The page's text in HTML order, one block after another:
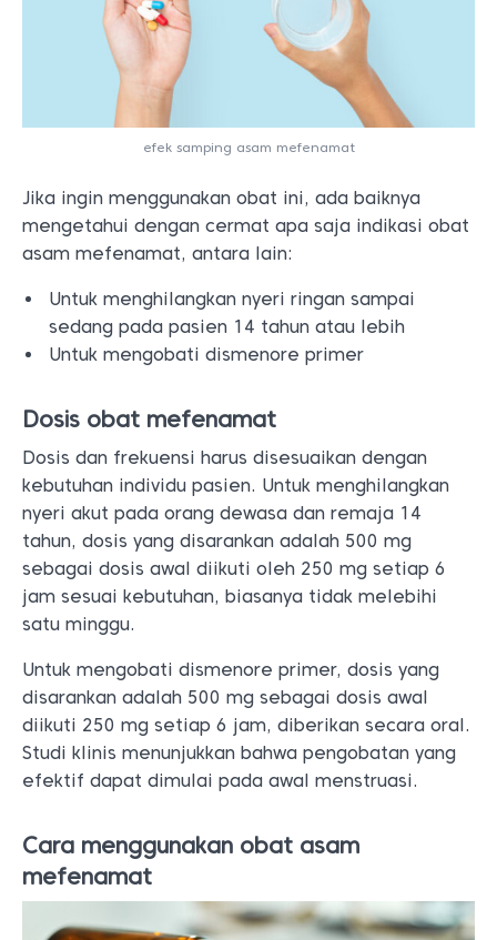
efek samping asam mefenamat
Jika ingin menggunakan obat ini, ada baiknya
mengetahui dengan cermat apa saja indikasi obat
asam mefenamat, antara lain:
Untuk menghilangkan nyeri ringan sampai
sedang pada pasien 14 tahun atau lebih
Untuk mengobati dismenore primer
Dosis obat mefenamat
Dosis dan frekuensi harus disesuaikan dengan
kebutuhan individu pasien. Untuk menghilangkan
nyeri akut pada orang dewasa dan remaja 14
tahun, dosis yang disarankan adalah 500 mg
sebagai dosis awal diikuti oleh 250 mg setiap 6
jam sesuai kebutuhan, biasanya tidak melebihi
satu minggu.
Untuk mengobati dismenore primer, dosis yang
disarankan adalah 500 mg sebagai dosis awal
diikuti 250 mg setiap 6 jam, diberikan secara oral.
Studi klinis menunjukkan bahwa pengobatan yang
efektif dapat dimulai pada awal menstruasi.
Cara menggunakan obat asam
mefenamat